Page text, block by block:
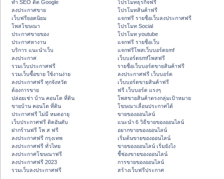
ทำ SEO ติด Google
ลงประกาศขาย
เว็บฟรียอดนิยม
โพสโฆษณา
ประกาศขายของ
ประกาศหางาน
บริการ แนะนำเว็บ
ลงประกาศ
รวมเว็บประกาศฟรี
รวมเว็บซื้อขาย ใช้งานง่าย
ลงประกาศฟรี ทุกจังหวัด
ต้องการขาย
ปล่อยเช่า บ้าน คอนโด ที่ดิน
ขายบ้าน คอนโด ที่ดิน
ประกาศฟรี ไม่มี หมดอายุ
เว็บประกาศฟรี ติดอันดับ
ฝากร้านฟรี โพ ส ฟรี
ลงประกาศฟรี กรุงเทพ
ลงประกาศฟรี ทั่วไทย
ลงประกาศโฆษณาฟรี
ลงประกาศฟรี 2023
รวมเว็บลงประกาศฟรี
โปรโมทธุรกิจฟรี
โปรโมทสินค้าฟรี
แจกฟรี รายชื่อเว็บลงประกาศฟรี
โปรโมท Social
โปรโมท youtube
แจกฟรี รายชื่อเว็บ
แจกฟรีโพสเว็บบอร์ดsmf
เว็บบอร์ดsmfโพสฟรี
รายชื่อเว็บบอร์ดขายสินค้าฟรี
ลงประกาศฟรี เว็บบอร์ด
เว็บบอร์ดขายสินค้าฟรี
ฟรี เว็บบอร์ด แรงๆ
โพสขายสินค้าตรงกลุ่มเป้าหมาย
โฆษณาเลื่อนประกาศได้
ขายของออนไลน์
แนะนำ 6 วิธีขายของออนไลน์
อยากขายของออนไลน์
เริ่มต้นขายของออนไลน์
ขายของออนไลน์ เริ่มยังไง
ชี้ช่องขายของออนไลน์
การขายของออนไลน์
สร้างเว็บฟรีประกาศ